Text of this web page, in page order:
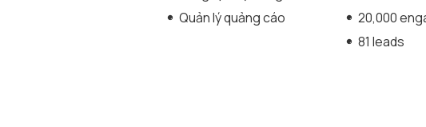
Quản lý quảng cáo
20,000
81 leads